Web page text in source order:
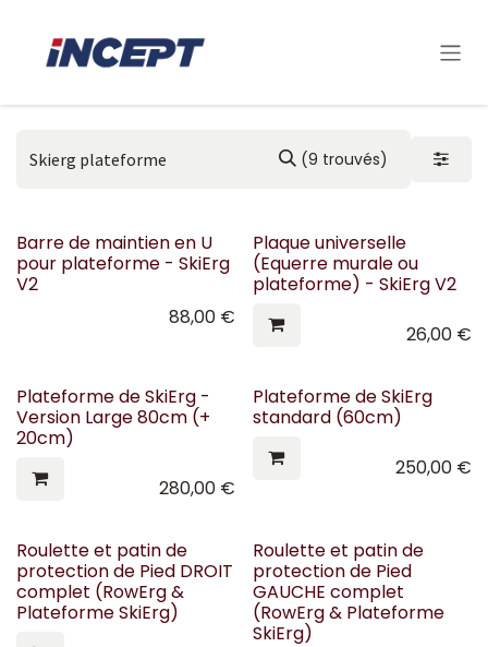
(9 trouvés)
Barre de maintien en U
pour plateforme - SkiErg
V2
88,00€
Plaque universelle
(Equerre murale ou
plateforme) - SkiErg V2
26,00€
Plateforme de SkiErg -
Version Large 80cm (+
20cm)
280,00€
Plateforme de SkiErg
standard (60cm)
250,00€
Roulette et patin de
protection de Pied DROIT
complet (RowErg &
Plateforme SkiErg)
Roulette et patin de
protection de Pied
GAUCHE complet
(RowErg & Plateforme
SkiErg)